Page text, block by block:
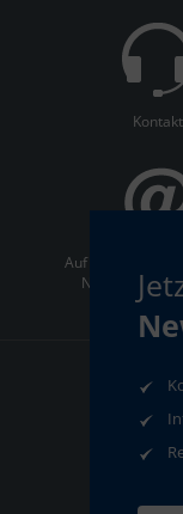
Kontakt
Auf dem
Newsletter
AGB